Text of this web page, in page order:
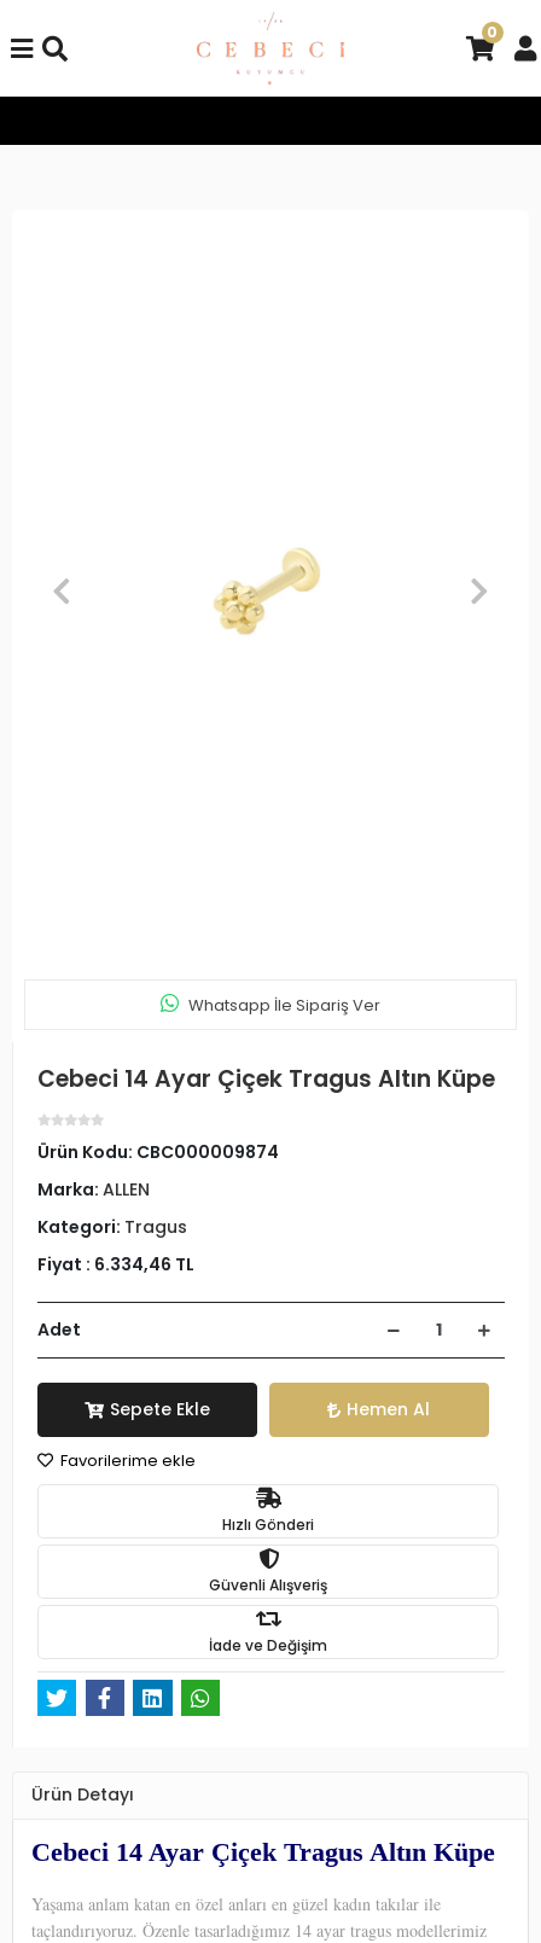
0
Whatsapp İle Sipariş Ver
Cebeci 14 Ayar Çiçek Tragus Altın Küpe
Ürün Kodu: CBC000009874
Marka: ALLEN
Kategori: Tragus
Fiyat : 6.334,46 TL
Adet
Sepete Ekle Hemen Al
Favorilerime ekle
Hızlı Gönderi
Güvenli Alışveriş
İade ve Değişim
Ürün Detayı
Cebeci 14 Ayar Çiçek Tragus Altın Küpe
Yaşama anlam katan en özel anları en güzel kadın takılar ile
taçlandırıyoruz. Özenle tasarladığımız 14 ayar tragus modellerimiz